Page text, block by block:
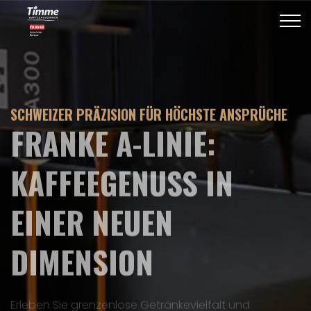
SCHWEIZER PRÄZISION FÜR HÖCHSTE ANSPRÜCHE
FRANKE A-LINIE:
KAFFEEGENUSS IN
EINER NEUEN
DIMENSION
PERSÖNLICHE BERATUNG • FACHGERECHTER
VERKAUF • SCHNELLER VOR-ORT-SERVICE
IHR ZERTIFIZIERTER
FRANKE APPROVED
PARTNER